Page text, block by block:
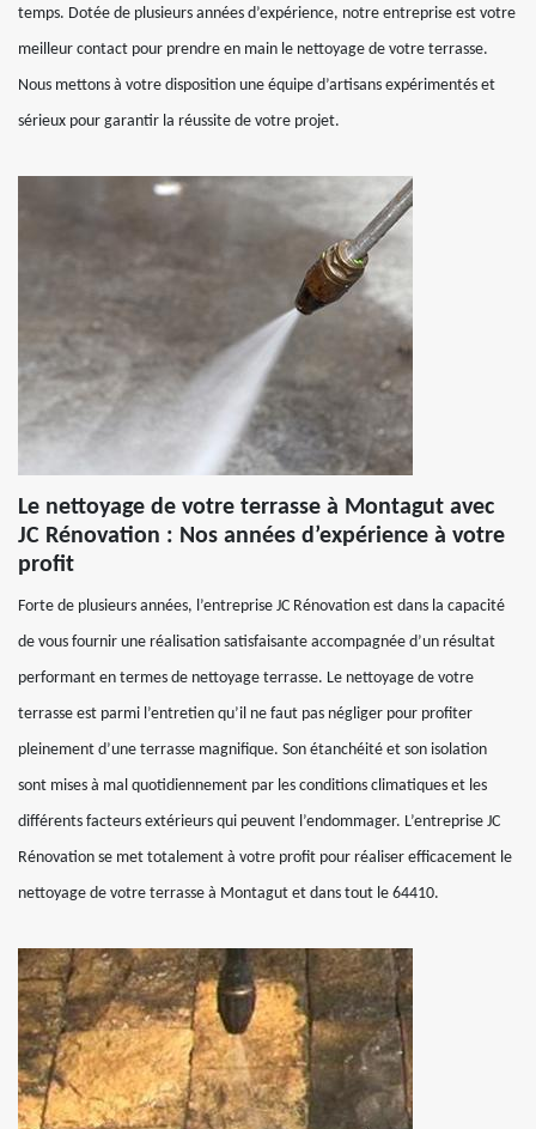
temps. Dotée de plusieurs années d’expérience, notre entreprise est votre
meilleur contact pour prendre en main le nettoyage de votre terrasse.
Nous mettons à votre disposition une équipe d’artisans expérimentés et
sérieux pour garantir la réussite de votre projet.
Le nettoyage de votre terrasse à Montagut avec
JC Rénovation : Nos années d’expérience à votre
profit
Forte de plusieurs années, l’entreprise JC Rénovation est dans la capacité
de vous fournir une réalisation satisfaisante accompagnée d’un résultat
performant en termes de nettoyage terrasse. Le nettoyage de votre
terrasse est parmi l’entretien qu’il ne faut pas négliger pour profiter
pleinement d’une terrasse magnifique. Son étanchéité et son isolation
sont mises à mal quotidiennement par les conditions climatiques et les
différents facteurs extérieurs qui peuvent l’endommager. L’entreprise JC
Rénovation se met totalement à votre profit pour réaliser efficacement le
nettoyage de votre terrasse à Montagut et dans tout le 64410.